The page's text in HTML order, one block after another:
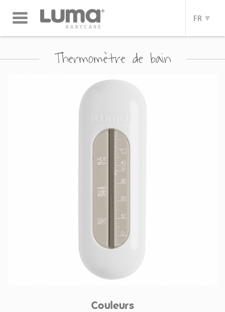
Toggle
navigation
FR
Thermomètre de bain
Couleurs